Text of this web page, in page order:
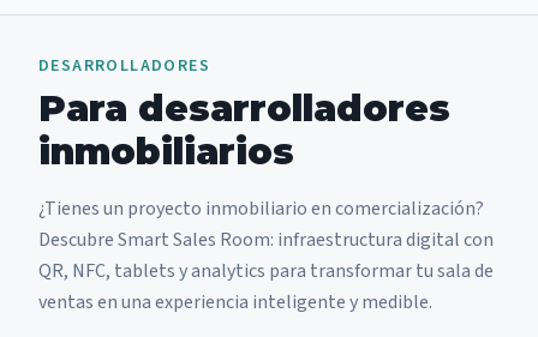
DESARROLLADORES
Para desarrolladores
inmobiliarios
¿Tienes un proyecto inmobiliario en comercialización?
Descubre Smart Sales Room: infraestructura digital con
QR, NFC, tablets y analytics para transformar tu sala de
ventas en una experiencia inteligente y medible.